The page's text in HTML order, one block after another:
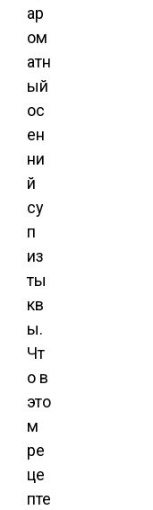
ар
ом
атн
ый
ос
ен
ни
й
су
п
из
ты
кв
ы.
Чт
о в
это
м
ре
це
пте